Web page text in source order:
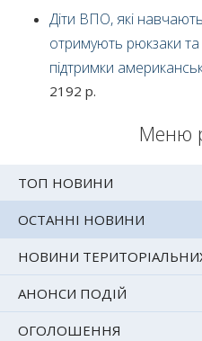
Меню
ТОП НОВИНИ
ОСТАННІ НОВИНИ
НОВИНИ
АНОНСИ ПОДІЙ
ОГОЛОШЕННЯ
Діти ВПО, які
отримують рюкзаки
підтримки
2192 р.